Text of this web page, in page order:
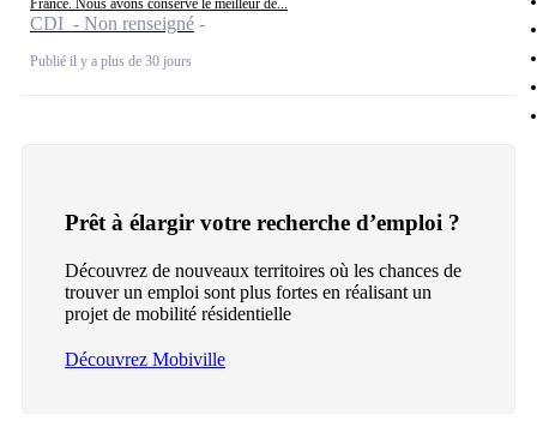
France. Nous avons conservé le meilleur de...
CDI - Non renseigné
Publié il y a plus de 30 jours
Prêt à élargir votre recherche d’emploi ?
Découvrez de nouveaux territoires où les chances de
trouver un emploi sont plus fortes en réalisant un
projet de mobilité résidentielle
Découvrez Mobiville